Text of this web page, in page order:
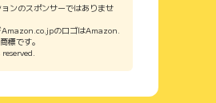
ンのスポンサーではありませ
のロゴはAmazon.
標です。